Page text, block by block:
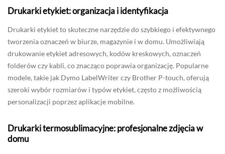
Drukarki etykiet: organizacja i identyfikacja
Drukarki etykiet to skuteczne narzędzie do szybkiego i efektywnego
tworzenia oznaczeń w biurze, magazynie i w domu. Umożliwiają
drukowanie etykiet adresowych, kodów kreskowych, oznaczeń
folderów czy kabli, co znacząco poprawia organizację. Popularne
modele, takie jak Dymo LabelWriter czy Brother P-touch, oferują
szeroki wybór rozmiarów i typów etykiet, często z możliwością
personalizacji poprzez aplikacje mobilne.
Drukarki termosublimacyjne: profesjonalne zdjęcia w
domu